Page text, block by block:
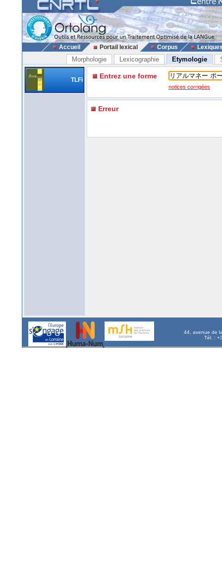
Accueil Portail lexical Corpus
Morphologie Lexicographie Etymologie
TLFi Entrez une forme
notices corrigées
Erreur
44, avenue de
Tél. :